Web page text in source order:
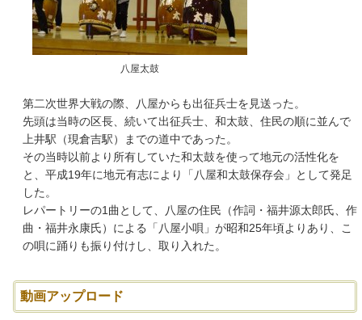
八屋太鼓
第二次世界大戦の際、八屋からも出征兵士を見送った。
先頭は当時の区長、続いて出征兵士、和太鼓、住民の順に並んで
上井駅（現倉吉駅）までの道中であった。
その当時以前より所有していた和太鼓を使って地元の活性化を
と、平成19年に地元有志により「八屋和太鼓保存会」として発足
した。
レパートリーの1曲として、八屋の住民（作詞・福井源太郎氏、作
曲・福井永康氏）による「八屋小唄」が昭和25年頃よりあり、こ
の唄に踊りも振り付けし、取り入れた。
動画アップロード